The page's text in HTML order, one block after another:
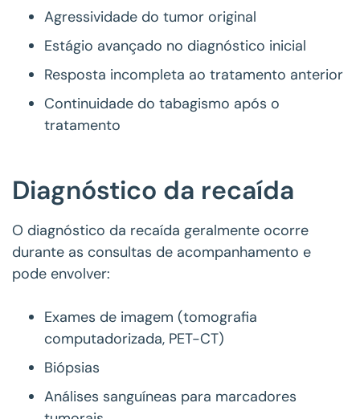
Agressividade do tumor original
Estágio avançado no diagnóstico inicial
Resposta incompleta ao tratamento anterior
Continuidade do tabagismo após o
tratamento
Diagnóstico da recaída
O diagnóstico da recaída geralmente ocorre
durante as consultas de acompanhamento e
pode envolver:
Exames de imagem (tomografia
computadorizada, PET-CT)
Biópsias
Análises sanguíneas para marcadores